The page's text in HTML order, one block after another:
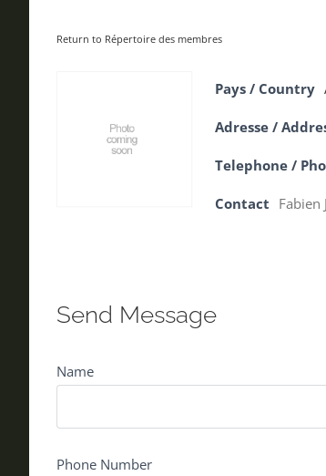
Return to Répertoire des membres
Pays / Country
Adresse /
Telephone /
Contact Fabien
Send Message
Name
Phone Number